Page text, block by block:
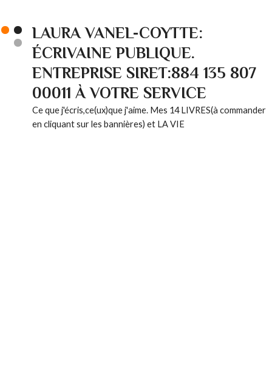
LAURA VANEL-COYTTE:
ÉCRIVAINE PUBLIQUE.
ENTREPRISE SIRET:884 135 807
00011 À VOTRE SERVICE
Ce que j'écris,ce(ux)que j'aime. Mes 14 LIVRES(à commander
en cliquant sur les bannières) et LA VIE